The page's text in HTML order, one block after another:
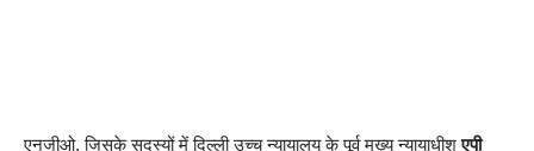
एनजीओ, जिसके सदस्यों में दिल्ली उच्च न्यायालय के पूर्व मुख्य न्यायाधीशएपी